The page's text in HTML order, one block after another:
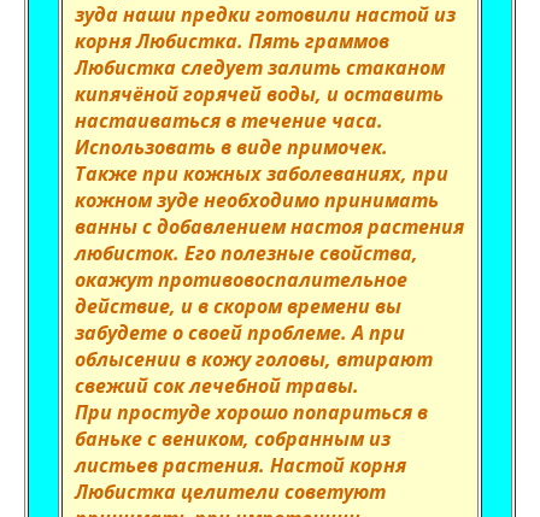
зуда наши предки готовили настой из
корня Любистка. Пять граммов
Любистка следует залить стаканом
кипячёной горячей воды, и оставить
настаиваться в течение часа.
Использовать в виде примочек.
Также при кожных заболеваниях, при
кожном зуде необходимо принимать
ванны с добавлением настоя растения
любисток. Его полезные свойства,
окажут противовоспалительное
действие, и в скором времени вы
забудете о своей проблеме. А при
облысении в кожу головы, втирают
свежий сок лечебной травы.
При простуде хорошо попариться в
баньке с веником, собранным из
листьев растения. Настой корня
Любистка целители советуют